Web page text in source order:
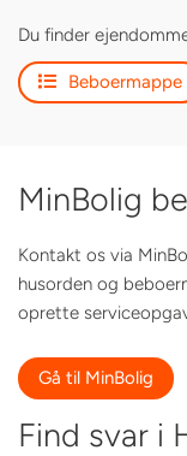
Du finder
Beboermappe
MinBolig
Kontakt os via
husorden og
oprette
Gå til MinBolig
Find svar i